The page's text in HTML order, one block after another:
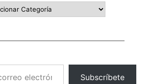
Subscríbete